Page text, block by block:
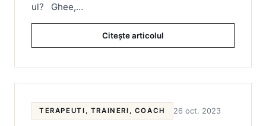
ul? Ghee,…
Citește articolul
TERAPEUTI, TRAINERI, COACH 26 oct. 2023